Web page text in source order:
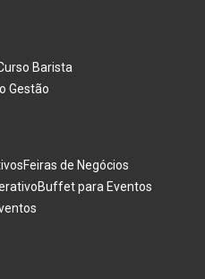
Barista
Gestão
Feiras de Negócios
Buffet para Eventos